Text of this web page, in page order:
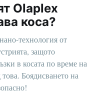
Olaplex
коса?
технология от
защото
в косата по време на
Боядисването на